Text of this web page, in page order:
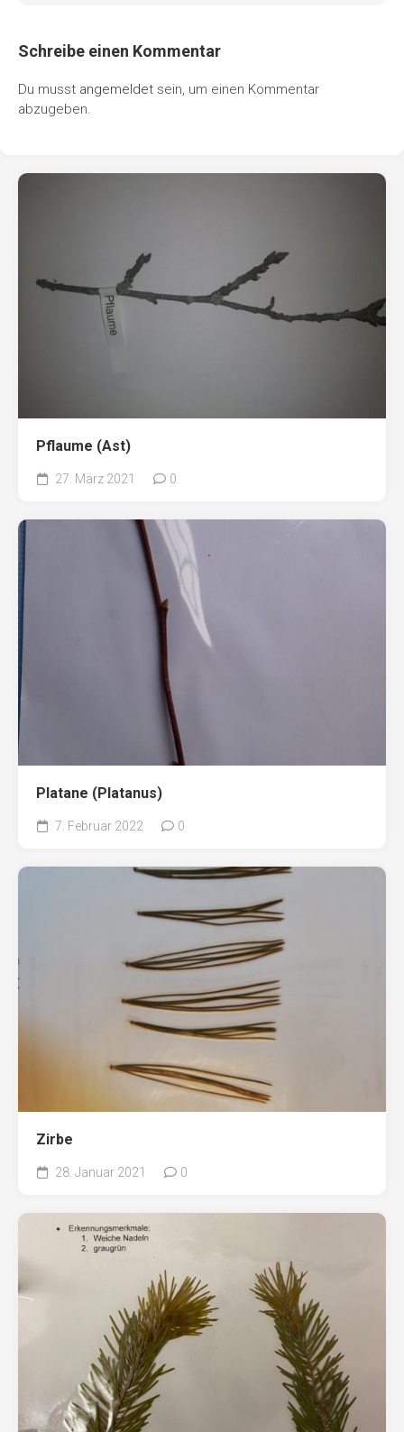
Schreibe einen Kommentar
Du musst angemeldet sein, um einen Kommentar
abzugeben.
Pflaume (Ast)
27. März 2021 0
Platane (Platanus)
7. Februar 2022 0
Zirbe
28. Januar 2021 0